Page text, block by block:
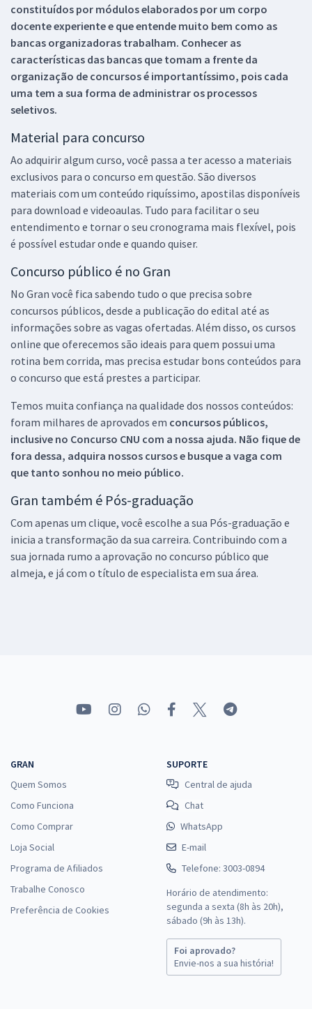
constituídos por módulos elaborados por um corpo
docente experiente e que entende muito bem como as
bancas organizadoras trabalham. Conhecer as
características das bancas que tomam a frente da
organização de concursos é importantíssimo, pois cada
uma tem a sua forma de administrar os processos
seletivos.
Material para concurso
Ao adquirir algum curso, você passa a ter acesso a materiais
exclusivos para o concurso em questão. São diversos
materiais com um conteúdo riquíssimo, apostilas disponíveis
para download e videoaulas. Tudo para facilitar o seu
entendimento e tornar o seu cronograma mais flexível, pois
é possível estudar onde e quando quiser.
Concurso público é no Gran
No Gran você fica sabendo tudo o que precisa sobre
concursos públicos, desde a publicação do edital até as
informações sobre as vagas ofertadas. Além disso, os cursos
online que oferecemos são ideais para quem possui uma
rotina bem corrida, mas precisa estudar bons conteúdos para
o concurso que está prestes a participar.
Temos muita confiança na qualidade dos nossos conteúdos:
foram milhares de aprovados em concursos públicos,
inclusive no Concurso CNU com a nossa ajuda. Não fique de
fora dessa, adquira nossos cursos e busque a vaga com
que tanto sonhou no meio público.
Gran também é Pós-graduação
Com apenas um clique, você escolhe a sua Pós-graduação e
inicia a transformação da sua carreira. Contribuindo com a
sua jornada rumo a aprovação no concurso público que
almeja, e já com o título de especialista em sua área.
GRAN
Quem Somos
Como Funciona
Como Comprar
Loja Social
Programa de Afiliados
Trabalhe Conosco
Preferência de Cookies
SUPORTE
Central de ajuda
Chat
WhatsApp
E-mail
Telefone: 3003-0894
Horário de atendimento:
segunda a sexta (8h às 20h),
sábado (9h às 13h).
Foi aprovado?
Envie-nos a sua história!